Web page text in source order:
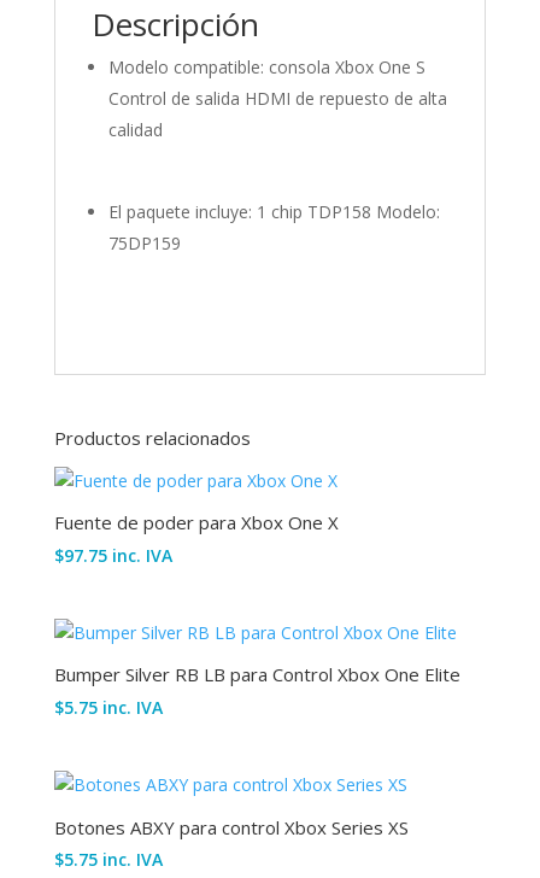
Descripción
Modelo compatible: consola Xbox One S
Control de salida HDMI de repuesto de alta
calidad
El paquete incluye: 1 chip TDP158 Modelo:
75DP159
Productos relacionados
Fuente de poder para Xbox One X
$97.75 inc. IVA
Bumper Silver RB LB para Control Xbox One Elite
$5.75 inc. IVA
Botones ABXY para control Xbox Series XS
$5.75 inc. IVA